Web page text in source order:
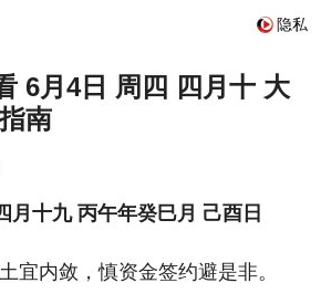
隐私
6月4日 周四 四月十 大
南
月十九 丙午年癸巳月 己酉日
宜内敛，慎资金签约避是非。